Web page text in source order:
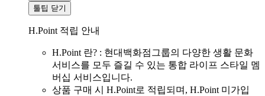
툴팁 닫기
H.Point 적립 안내
H.Point 란? : 현대백화점그룹의 다양한 생활 문화
서비스를 모두 즐길 수 있는 통합 라이프 스타일 멤
버십 서비스입니다.
상품 구매 시 H.Point로 적립되며, H.Point 미가입